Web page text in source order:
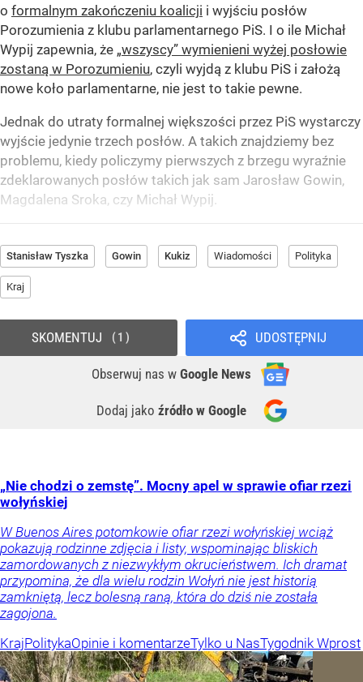
o formalnym zakończeniu koalicji i wyjściu posłów
Porozumienia z klubu parlamentarnego PiS. I o ile Michał
Wypij zapewnia, że „wszyscy” wymienieni wyżej posłowie
zostaną w Porozumieniu, czyli wyjdą z klubu PiS i założą
nowe koło parlamentarne, nie jest to takie pewne.
Jednak do utraty formalnej większości przez PiS wystarczy
wyjście jedynie trzech posłów. A takich znajdziemy bez
problemu, kiedy policzymy pierwszych z brzegu wyraźnie
zdeklarowanych posłów takich jak sam Jarosław Gowin,
Magdalena Sroka, czy Michał Wypij.
Stanisław Tyszka Gowin Kukiz Wiadomości Polityka
Kraj
UDOSTĘPNIJ
Obserwuj nas w Google News
Dodaj jako źródło w Google
SKOMENTUJ 1
„Nie chodzi o zemstę”. Mocny apel w sprawie ofiar rzezi
wołyńskiej
W Buenos Aires potomkowie ofiar rzezi wołyńskiej wciąż
pokazują rodzinne zdjęcia i listy, wspominając bliskich
zamordowanych z niezwykłym okrucieństwem. Ich dramat
przypomina, że dla wielu rodzin Wołyń nie jest historią
zamkniętą, lecz bolesną raną, która do dziś nie została
zagojona.
KrajPolitykaOpinie i komentarzeTylko u NasTygodnik Wprost